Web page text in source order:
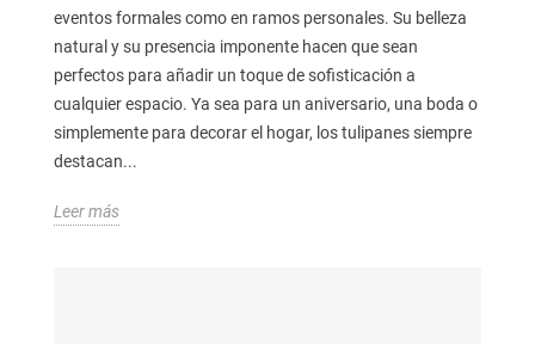
eventos formales como en ramos personales. Su belleza
natural y su presencia imponente hacen que sean
perfectos para añadir un toque de sofisticación a
cualquier espacio. Ya sea para un aniversario, una boda o
simplemente para decorar el hogar, los tulipanes siempre
destacan...
Leer más